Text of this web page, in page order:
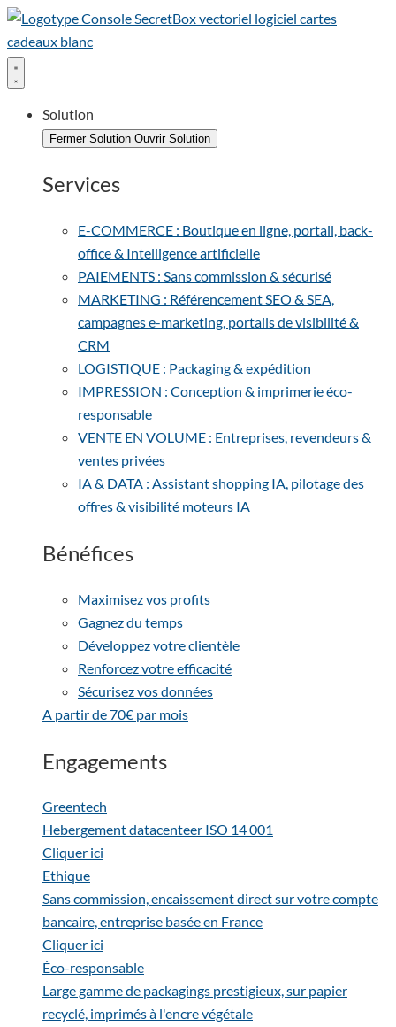
Solution
Fermer Solution Ouvrir Solution
Services
E-COMMERCE : Boutique en ligne, portail, back-
office & Intelligence artificielle
PAIEMENTS : Sans commission & sécurisé
MARKETING : Référencement SEO & SEA,
campagnes e-marketing, portails de visibilité &
CRM
LOGISTIQUE : Packaging & expédition
IMPRESSION : Conception & imprimerie éco-
responsable
VENTE EN VOLUME : Entreprises, revendeurs &
ventes privées
IA & DATA : Assistant shopping IA, pilotage des
offres & visibilité moteurs IA
Bénéfices
Maximisez vos profits
Gagnez du temps
Développez votre clientèle
Renforcez votre efficacité
Sécurisez vos données
A partir de 70€ par mois
Engagements
Greentech
Hebergement datacenteer ISO 14 001
Cliquer ici
Ethique
Sans commission, encaissement direct sur votre compte
bancaire, entreprise basée en France
Cliquer ici
Éco-responsable
Large gamme de packagings prestigieux, sur papier
recyclé, imprimés à l'encre végétale